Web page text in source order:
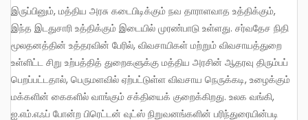
இருப்பினும், மத்திய அரசு கடைபிடிக்கும் நவ தாராளவாத உத்திக்கும்,
இந்த இடதுசாரி உத்திக்கும் இடையில் முரண்பாடு உள்ளது. சர்வதேச நிதி
மூலதனத்தின் உத்தரவின் பேரில், விவசாயிகள் மற்றும் விவசாயத்துறை
உள்ளிட்ட சிறு உற்பத்தித் துறைகளுக்கு மத்திய அரசின் ஆதரவு திரும்பப்
பெறப்பட்டதால், பெருமளவில் ஏற்பட்டுள்ள விவசாய நெருக்கடி, உழைக்கும்
மக்களின் கைகளில் வாங்கும் சக்தியைக் குறைக்கிறது. உலக வங்கி,
ஐ.எம்.எஃப் போன்ற பிரெட்டன் வுட்ஸ் நிறுவனங்களின் பரிந்துரையின்படி